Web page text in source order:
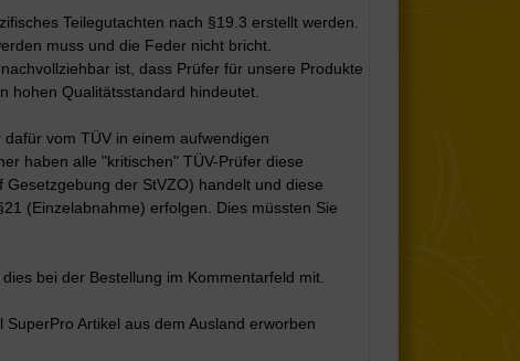
Teilegutachten nach §19.3 erstellt werden.
muss und die Feder nicht bricht.
ist, dass Prüfer für unsere Produkte
hohen Qualitätsstandard hindeutet.
vom TÜV in einem aufwendigen
haben alle "kritischen" TÜV-Prüfer diese
der StVZO) handelt und diese
(Einzelabnahme) erfolgen. Dies müssten Sie
bei der Bestellung im Kommentarfeld mit.
Artikel aus dem Ausland erworben